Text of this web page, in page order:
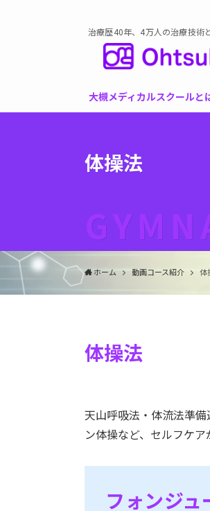
治療歴40年、4万人の治療技術
大槻メディカルスクールと
体操法
ホーム 動画コース紹介 体
体操法
天山呼吸法・体流法準
ン体操など、セルフケ
フォンジュ